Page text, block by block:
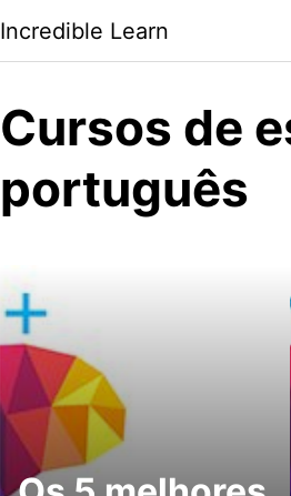
Incredible Learn
Cursos de
português